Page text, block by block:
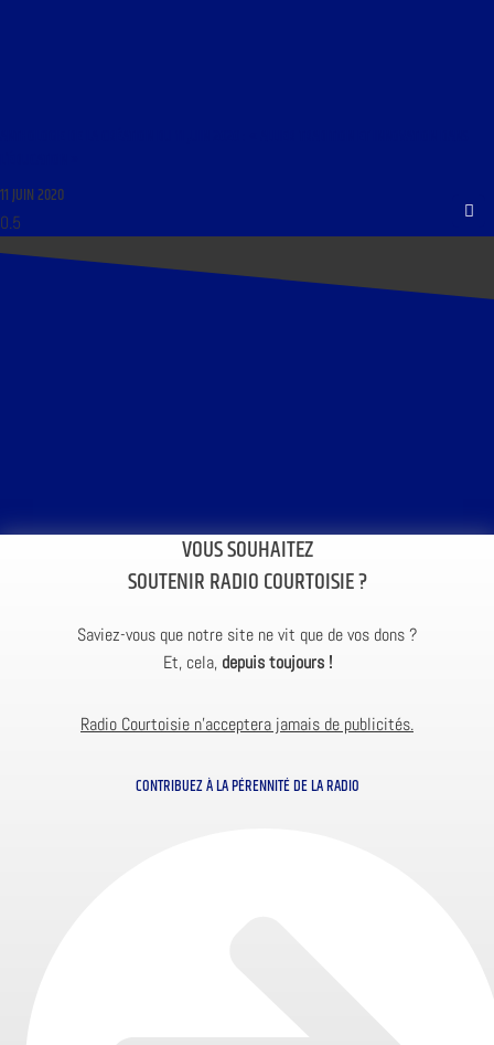
11 JUIN 2020
VOUS SOUHAITEZ
SOUTENIR RADIO COURTOISIE ?
Saviez-vous que notre site ne vit que de vos dons ?
Et, cela, depuis toujours !
Radio Courtoisie n’acceptera jamais de publicités.
CONTRIBUEZ À LA PÉRENNITÉ DE LA RADIO